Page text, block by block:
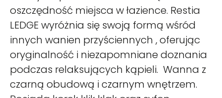
oszczędność miejsca w łazience. Restia
LEDGE wyróżnia się swoją formą wśród
innych wanien przyściennych , oferując
oryginalność i niezapomniane doznania
podczas relaksujących kąpieli. Wanna z
czarną obudową i czarnym wnętrzem.